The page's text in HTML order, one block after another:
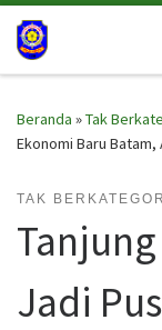
Skip to content
Beranda »Tak
Ekonomi Baru Batam,
TAK
Jadi